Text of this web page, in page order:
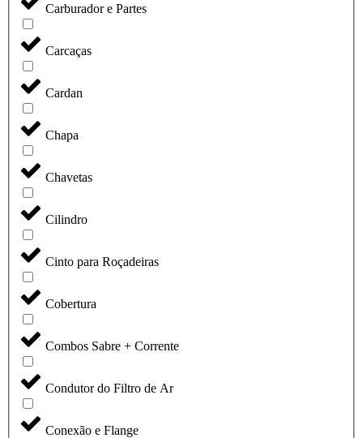
Carburador e Partes
Carcaças
Cardan
Chapa
Chavetas
Cilindro
Cinto para Roçadeiras
Cobertura
Combos Sabre + Corrente
Condutor do Filtro de Ar
Conexão e Flange